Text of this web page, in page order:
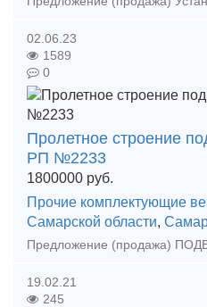
02.06.23
1589
0
Пролетное строение
РП №2233
1800000 руб.
Прочие комплектующие
Самарской области,
19.02.21
245